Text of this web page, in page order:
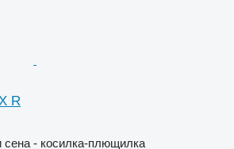
R
сена - косилка-плющилка